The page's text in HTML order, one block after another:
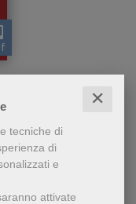
✕
tecniche di
di
e
attivate